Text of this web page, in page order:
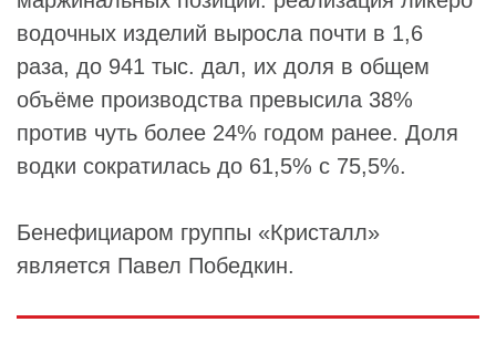
водочных изделий выросла почти в 1,6
раза, до 941 тыс. дал, их доля в общем
объёме производства превысила 38%
против чуть более 24% годом ранее. Доля
водки сократилась до 61,5% с 75,5%.
Бенефициаром группы «Кристалл»
является Павел Победкин.